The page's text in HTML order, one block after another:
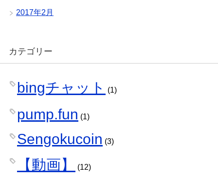
2017年2月
カテゴリー
bingチャット (1)
pump.fun (1)
Sengokucoin (3)
【動画】 (12)